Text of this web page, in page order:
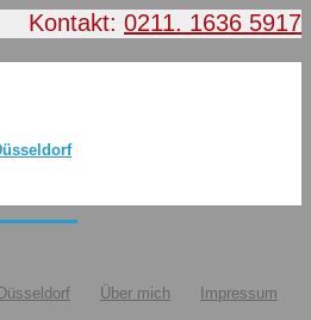
Kontakt: 0211. 1636 5917
Über mich Impressum